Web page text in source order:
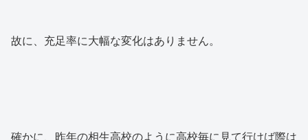
故に、充足率に大幅な変化はありません。
確かに、昨年の相生高校のように高校毎に見て行けば際は